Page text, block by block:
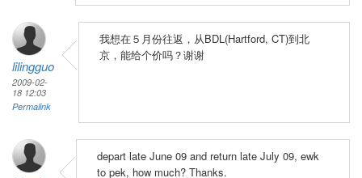
lilingguo
2009-02-
18 12:03
Permalink
我想在５月份往返，从BDL(Hartford, CT)到北
京，能给个价吗？谢谢
depart late June 09 and return late July 09, ewk
to pek, how much? Thanks.